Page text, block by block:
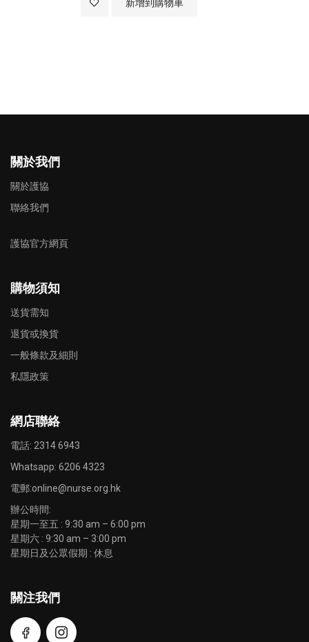
新增到購物車
關於我們
關於護協
聯絡我們
護協官方網頁
購物須知
送貨需知
退貨或換貨
一般條款及細則
私隱政策
網店聯絡
電話: 2314 6943
Whatsapp: 6206 4323
電郵:online@nurse.org.hk
辦公時間:
星期一至五 : 9:30 am – 6:00 pm
星期六 : 9:30 am – 3:00 pm
星期日及公眾假期 : 休息
關注我們